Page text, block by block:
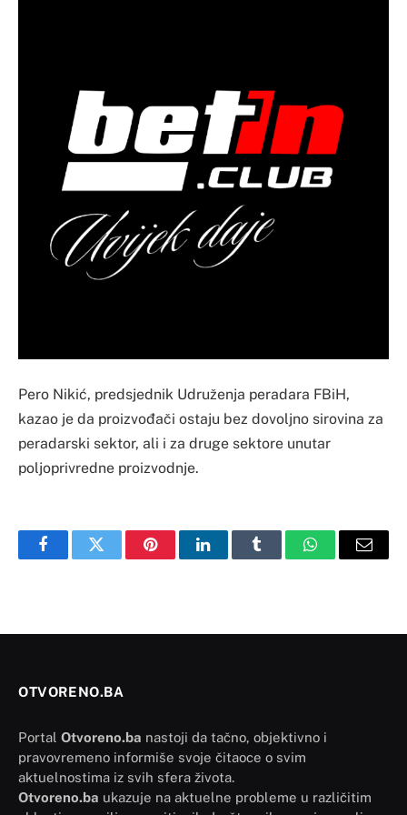
Pero Nikić, predsjednik Udruženja peradara FBiH,
kazao je da proizvođači ostaju bez dovoljno sirovina za
peradarski sektor, ali i za druge sektore unutar
poljoprivredne proizvodnje.
FacebookTwitter PinterestLinkedInTumblr WhatsAppEmail
OTVORENO.BA
Portal Otvoreno.ba nastoji da tačno, objektivno i
pravovremeno informiše svoje čitaoce o svim
aktuelnostima iz svih sfera života.
Otvoreno.ba ukazuje na aktuelne probleme u različitim